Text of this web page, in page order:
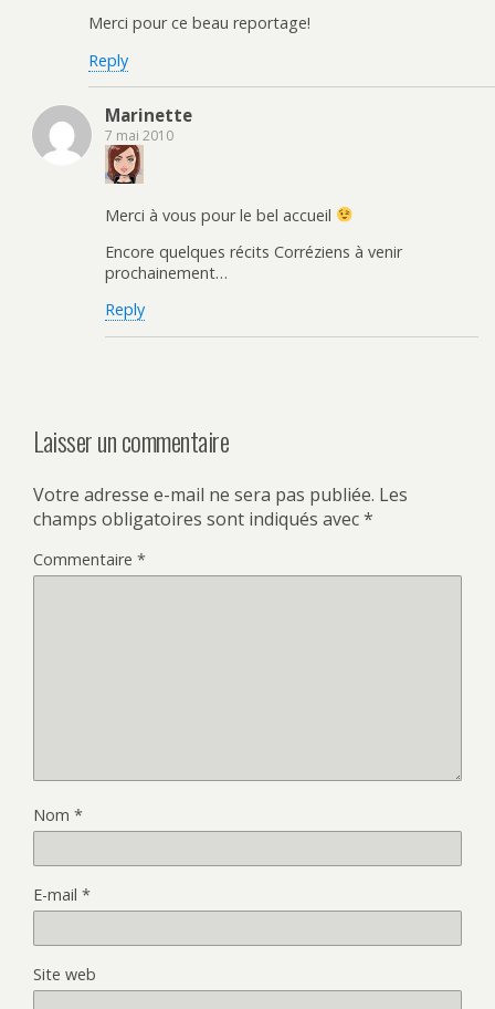
Merci pour ce beau reportage!
Reply
Marinette
7 mai 2010
Merci à vous pour le bel accueil
Encore quelques récits Corréziens à venir
prochainement…
Reply
Laisser un commentaire
Votre adresse e-mail ne sera pas publiée. Les
champs obligatoires sont indiqués avec*
Commentaire *
Nom *
E-mail *
Site web